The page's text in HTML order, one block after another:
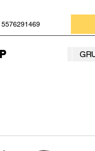
5576291469